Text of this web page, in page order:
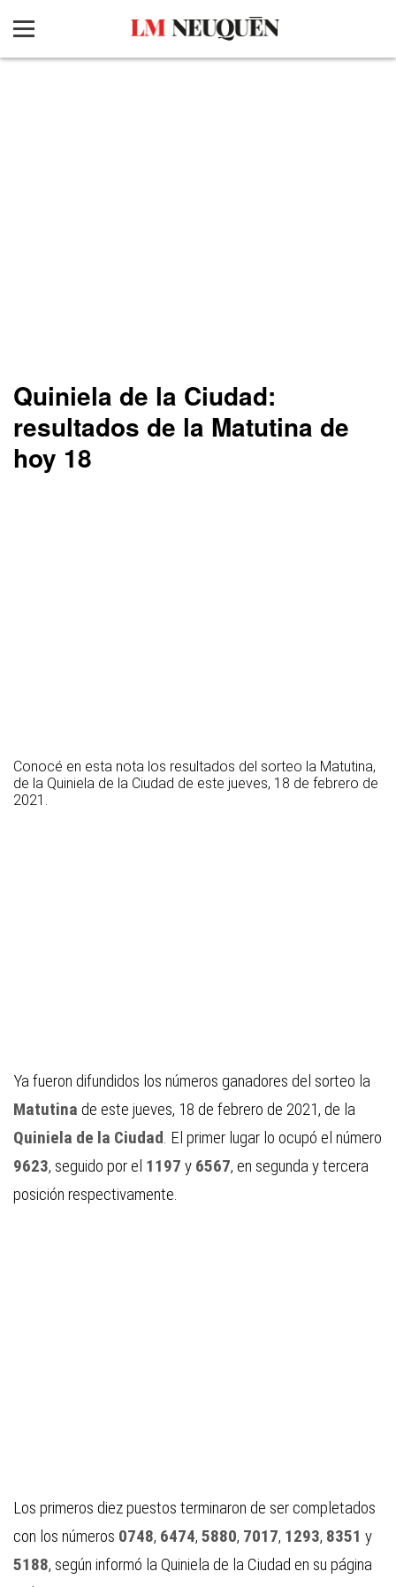
Quiniela de la Ciudad:
resultados de la Matutina de
hoy 18
Conocé en esta nota los resultados del sorteo la Matutina,
de la Quiniela de la Ciudad de este jueves, 18 de febrero de
2021.
Ya fueron difundidos los números ganadores del sorteo la
Matutina de este jueves, 18 de febrero de 2021, de la
Quiniela de la Ciudad. El primer lugar lo ocupó el número
9623, seguido por el 1197 y 6567, en segunda y tercera
posición respectivamente.
Los primeros diez puestos terminaron de ser completados
con los números 0748, 6474, 5880, 7017, 1293, 8351 y
5188, según informó la Quiniela de la Ciudad en su página